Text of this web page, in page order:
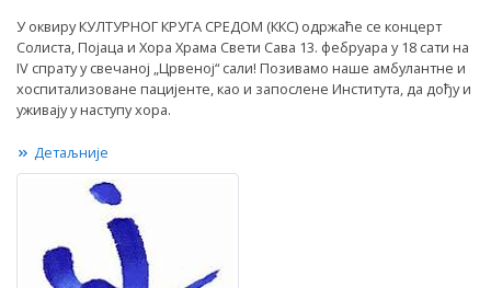
У оквиру КУЛТУРНОГ КРУГА СРЕДОМ (ККС) одржаће се концерт
Солиста, Појаца и Хора Храма Свети Сава 13. фебруара у 18 сати на
IV спрату у свечаној „Црвеној“ сали! Позивамо наше амбулантне и
хоспитализоване пацијенте, као и запослене Института, да дођу и
уживају у наступу хора.
Детаљније